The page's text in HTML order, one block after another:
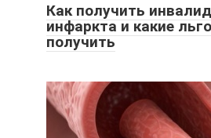
Как получить
инфаркта и какие
получить